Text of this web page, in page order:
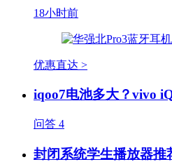
18小时前
优惠直达 >
iqoo7电池多大？vivo
问答 4
封闭系统学生播放器推